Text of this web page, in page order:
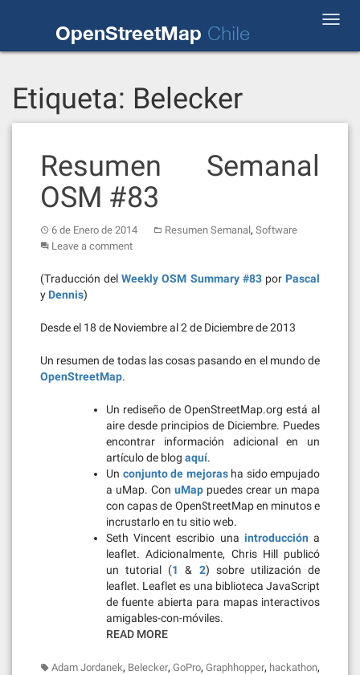
OpenStreetMap Chile
Etiqueta: Belecker
Resumen Semanal
OSM #83
6 de Enero de 2014 Resumen Semanal, Software
Leave a comment
(Traducción delWeekly OSM Summary #83por Pascal
y Dennis)
Desde el 18 de Noviembre al 2 de Diciembre de 2013
Un resumen de todas las cosas pasando en el mundo de
OpenStreetMap.
Un rediseño de OpenStreetMap.org está al
aire desde principios de Diciembre. Puedes
encontrar información adicional en un
artículo de blog aquí.
Un conjunto de mejorasha sido empujado
a uMap. Con uMap puedes crear un mapa
con capas de OpenStreetMap en minutos e
incrustarlo en tu sitio web.
Seth Vincent escribio una introducción a
leaflet. Adicionalmente, Chris Hill publicó
un tutorial (1 & 2) sobre utilización de
leaflet. Leaflet es una biblioteca JavaScript
de fuente abierta para mapas interactivos
amigables-con-móviles.
READ MORE
Adam Jordanek, Belecker, GoPro, Graphhopper, hackathon,